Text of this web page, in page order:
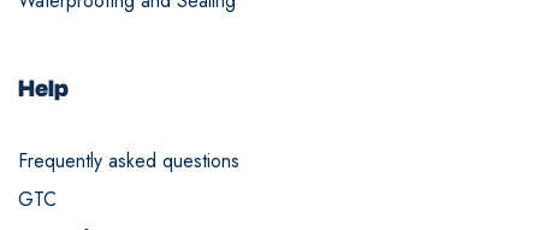
Help
Frequently asked questions
GTC